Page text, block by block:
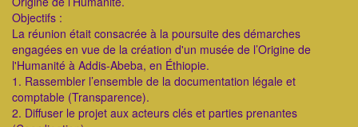
Objectifs :
La réunion était consacrée à la poursuite des démarches
engagées en vue de la création d'un musée de l’Origine de
l'Humanité à Addis-Abeba, en Éthiopie.
1. Rassembler l’ensemble de la documentation légale et
comptable (Transparence).
2. Diffuser le projet aux acteurs clés et parties prenantes